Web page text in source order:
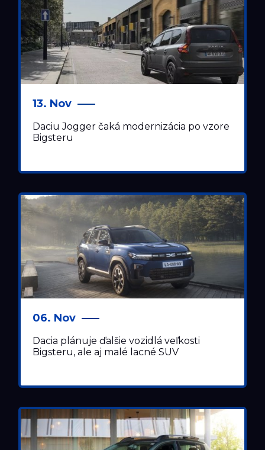
13. Nov
Daciu Jogger čaká modernizácia po vzore
Bigsteru
06. Nov
Dacia plánuje ďalšie vozidlá veľkosti
Bigsteru, ale aj malé lacné SUV